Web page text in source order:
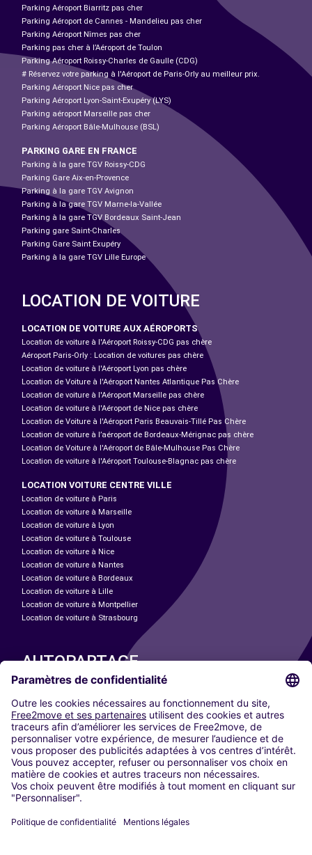
Parking Aéroport Biarritz pas cher
Parking Aéroport de Cannes - Mandelieu pas cher
Parking Aéroport Nîmes pas cher
Parking pas cher à l’Aéroport de Toulon
Parking Aéroport Roissy-Charles de Gaulle (CDG)
# Réservez votre parking à l'Aéroport de Paris-Orly au meilleur prix.
Parking Aéroport Nice pas cher
Parking Aéroport Lyon-Saint-Exupéry (LYS)
Parking aéroport Marseille pas cher
Parking Aéroport Bâle-Mulhouse (BSL)
PARKING GARE EN FRANCE
Parking à la gare TGV Roissy-CDG
Parking Gare Aix-en-Provence
Parking à la gare TGV Avignon
Parking à la gare TGV Marne-la-Vallée
Parking à la gare TGV Bordeaux Saint-Jean
Parking gare Saint-Charles
Parking Gare Saint Exupéry
Parking à la gare TGV Lille Europe
LOCATION DE VOITURE
LOCATION DE VOITURE AUX AÉROPORTS
Location de voiture à l'Aéroport Roissy-CDG pas chère
Aéroport Paris-Orly : Location de voitures pas chère
Location de voiture à l'Aéroport Lyon pas chère
Location de Voiture à l'Aéroport Nantes Atlantique Pas Chère
Location de voiture à l'Aéroport Marseille pas chère
Location de voiture à l'Aéroport de Nice pas chère
Location de Voiture à l'Aéroport Paris Beauvais-Tillé Pas Chère
Location de voiture à l’aéroport de Bordeaux-Mérignac pas chère
Location de Voiture à l'Aéroport de Bâle-Mulhouse Pas Chère
Location de voiture à l'Aéroport Toulouse-Blagnac pas chère
LOCATION VOITURE CENTRE VILLE
Location de voiture à Paris
Location de voiture à Marseille
Location de voiture à Lyon
Location de voiture à Toulouse
Location de voiture à Nice
Location de voiture à Nantes
Location de voiture à Bordeaux
Location de voiture à Lille
Location de voiture à Montpellier
Location de voiture à Strasbourg
AUTOPARTAGE
Paris
Madrid
Washington DC
Milan
Rome
Turin
Vienne
Berlin
Düsseldorf